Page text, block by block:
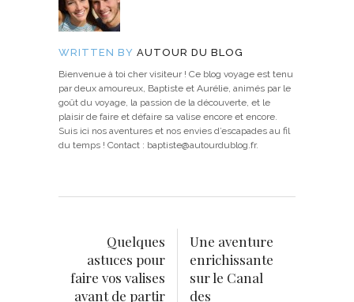
WRITTEN BY AUTOUR DU BLOG
Bienvenue à toi cher visiteur ! Ce blog voyage est tenu
par deux amoureux, Baptiste et Aurélie, animés par le
goût du voyage, la passion de la découverte, et le
plaisir de faire et défaire sa valise encore et encore.
Suis ici nos aventures et nos envies d’escapades au fil
du temps ! Contact : baptiste@autourdublog.fr.
Quelques
astuces pour
faire vos valises
avant de partir
Une aventure
enrichissante
sur le Canal
des